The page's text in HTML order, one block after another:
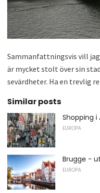
Sammanfattningsvis vill
är mycket stolt över sin
sevärdheter. Ha en trevlig
Similar posts
Shopping i
EUROPA
Brugge -
EUROPA